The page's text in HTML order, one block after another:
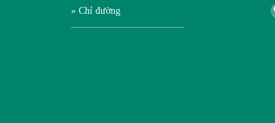
» Chỉ đường